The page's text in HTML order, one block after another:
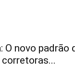
O novo padrão